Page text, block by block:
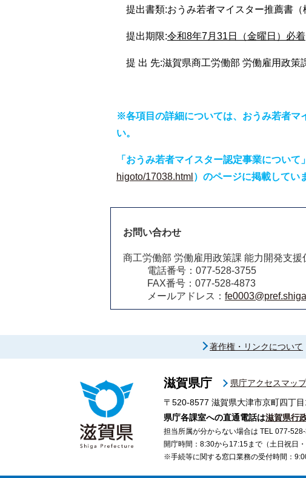
提出書類:おうみ若者マイスター推薦書（
提出期限:令和8年7月31日（金曜日）必着
提 出 先:滋賀県商工労働部 労働雇用政策
※各項目の詳細については、おうみ若者マ
い。
「おうみ若者マイスター認定事業について
higoto/17038.html ）のページに掲載してい
お問い合わせ
商工労働部 労働雇用政策課 能力開発支援
電話番号：077-528-3755
FAX番号：077-528-4873
メールアドレス：
著作権・リンクについて
滋賀県庁
県庁アクセスマッ
〒520-8577 滋賀県大津市京町四丁
県庁各課室への直通電話は滋賀県行
担当所属が分からない場合は TEL 077-
開庁時間：8:30から17:15まで（土日祝日
※手続等に関する窓口業務の受付時間：